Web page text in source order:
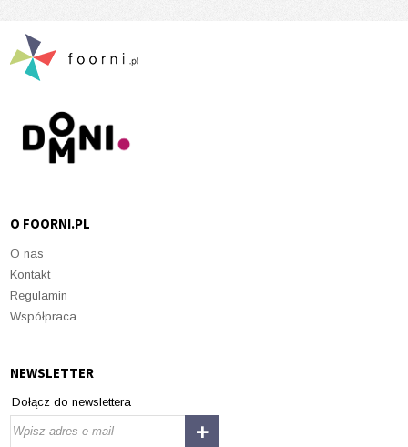
O FOORNI.PL
O nas
Kontakt
Regulamin
Współpraca
NEWSLETTER
Dołącz do newslettera